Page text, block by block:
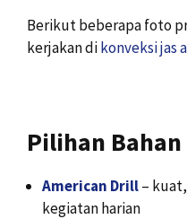
Berikut beberapa foto
kerjakan dikonveksi jas
Pilihan
American Drill–
kegiatan harian